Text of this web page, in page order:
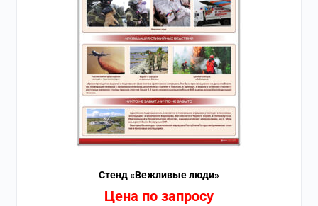
Стенд «Вежливые люди»
Цена по запросу